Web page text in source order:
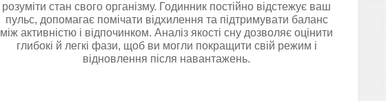
розуміти стан свого організму. Годинник постійно відстежує ваш
пульс, допомагає помічати відхилення та підтримувати баланс
між активністю і відпочинком. Аналіз якості сну дозволяє оцінити
глибокі й легкі фази, щоб ви могли покращити свій режим і
відновлення після навантажень.